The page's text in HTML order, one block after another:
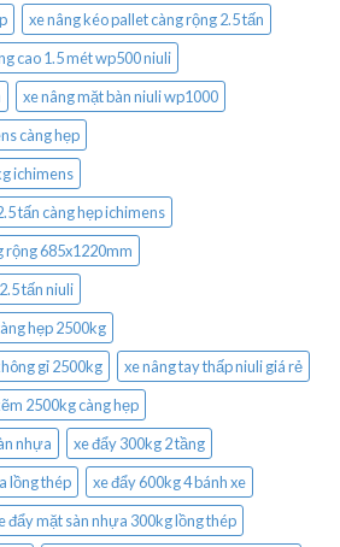
xe nâng kéo pallet càng rộng 2.5 tấn
cao 1.5 mét wp500 niuli
xe nâng mặt bàn niuli wp1000
càng hẹp
ichimens
tấn càng hẹp ichimens
rộng 685x1220mm
tấn niuli
hẹp 2500kg
gỉ 2500kg
xe nâng tay thấp niuli giá rẻ
2500kg càng hẹp
nhựa
xe đẩy 300kg 2 tầng
lồng thép
xe đẩy 600kg 4 bánh xe
đẩy mặt sàn nhựa 300kg lồng thép